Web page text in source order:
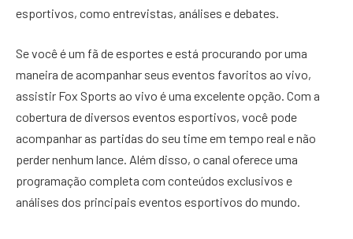
esportivos, como entrevistas, análises e debates.
Se você é um fã de esportes e está procurando por uma
maneira de acompanhar seus eventos favoritos ao vivo,
assistir Fox Sports ao vivo é uma excelente opção. Com a
cobertura de diversos eventos esportivos, você pode
acompanhar as partidas do seu time em tempo real e não
perder nenhum lance. Além disso, o canal oferece uma
programação completa com conteúdos exclusivos e
análises dos principais eventos esportivos do mundo.